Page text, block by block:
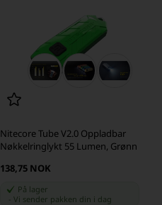
Nitecore Tube V2.0 Oppladbar
Nøkkelringlykt 55 Lumen, Grønn
138,75 NOK
På lager
Vi sender pakken din i dag